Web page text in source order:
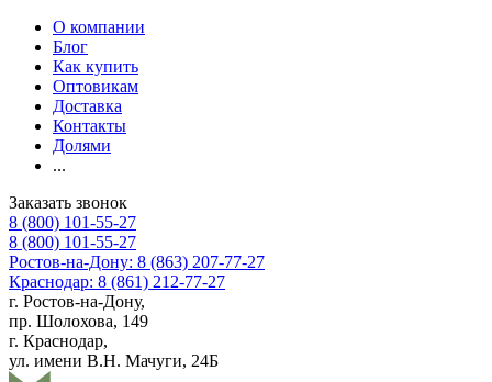
О компании
Блог
Как купить
Оптовикам
Доставка
Контакты
Долями
...
Заказать звонок
8 (800) 101-55-27
8 (800) 101-55-27
Ростов-на-Дону: 8 (863) 207-77-27
Краснодар: 8 (861) 212-77-27
г. Ростов-на-Дону,
пр. Шолохова, 149
г. Краснодар,
ул. имени В.Н. Мачуги, 24Б